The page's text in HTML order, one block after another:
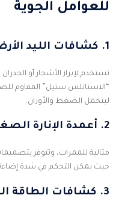
للعوامل الجوية
1. كشافات الليد الأرضية (In-ground LED Lights)
تستخدم لإبراز الأشجار أو
ليتحمل الضغط والأوزان.
2. أعمدة الإنارة الصغيرة (Bollard Lights)
مثالية للممرات، وتتوفر
حيث يمكن التحكم في شدة
3. كشافات الطاقة الشمسية (Solar Floodlights)